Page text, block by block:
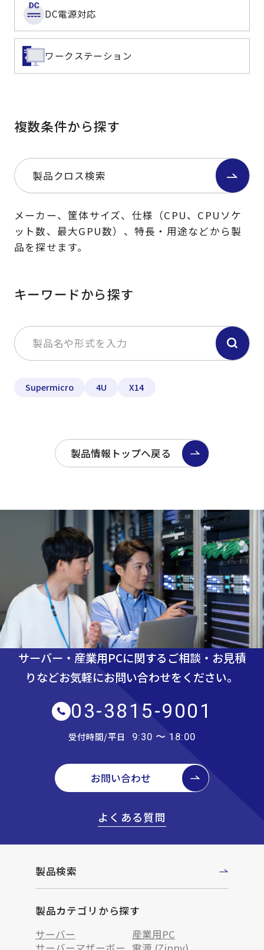
DC電源対応
ワークステーション
複数条件から探す
製品クロス検索
メーカー、筐体サイズ、仕様（CPU、CPUソケ
ット数、最大GPU数）、特長・用途などから製
品を探せます。
キーワードから探す
Supermicro 4U X14
製品情報トップへ戻る
サーバー・産業用PCに関するご相談・お見積
りなどお気軽にお問い合わせをください。
03-3815-9001
受付時間/平日 9:30 〜 18:00
お問い合わせ
よくある質問
製品検索
製品カテゴリから探す
サーバー
産業用PC